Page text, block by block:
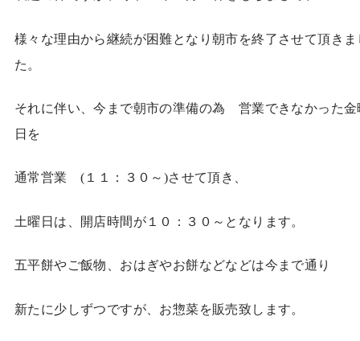
様々な理由から継続が困難となり朝市を終了させて頂きま
た。
それに伴い、今まで朝市の準備の為 営業できなかった金
日を
通常営業 (１１：３０～)させて頂き、
土曜日は、開店時間が１０：３０～となります。
五平餅やご飯物、おはぎやお餅などなどは今まで通り
新たに少しずつですが、お惣菜を販売致します。